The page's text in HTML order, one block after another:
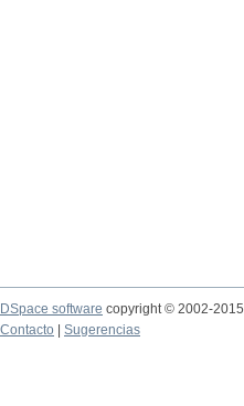
DSpace software copyright © 2002-2015
Contacto
Sugerencias